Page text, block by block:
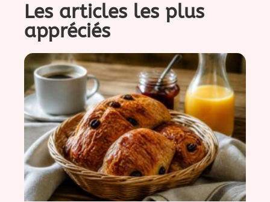
Les articles les plus
appréciés